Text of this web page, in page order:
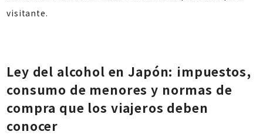
visitante.
Ley del alcohol en Japón: impuestos,
consumo de menores y normas de
compra que los viajeros deben
conocer